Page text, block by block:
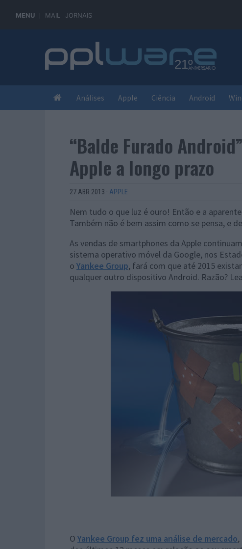
MENU MAIL JORNAIS
Análises Apple Ciência Android
“Balde Furado
Apple a longo prazo
27 ABR 2013 · APPLE
Nem tudo o que luz é ouro! Então e a
Também não é bem assim como se pensa, e
As vendas de smartphones da Apple
sistema operativo móvel da Google, nos
o Yankee Group, fará com que até 2015
qualquer outro dispositivo Android. Razão?
O Yankee Group fez uma análise de mercado